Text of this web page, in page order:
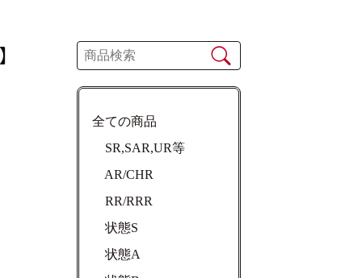
全ての商品
SR,SAR,UR等
AR/CHR
RR/RRR
状態S
状態A